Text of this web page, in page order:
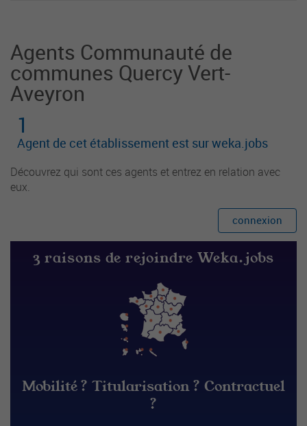
Agents Communauté de
communes Quercy Vert-
Aveyron
1
Agent de cet établissement est sur weka.jobs
Découvrez qui sont ces agents et entrez en relation avec
eux.
connexion
3 raisons de rejoindre Weka.jobs
Mobilité ? Titularisation ? Contractuel
?